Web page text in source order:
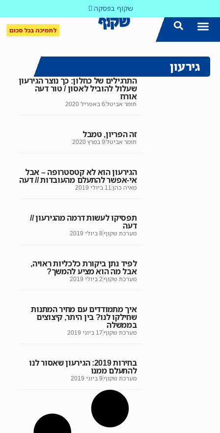
שקוף בפסקה
לתמיכה בכל סכום
גירעון
התרגילים של כחלון: כך נוצר הגירעון
שעלול להוביל לאסון / טור דעה
אורח
תומר אביטל 6 באפריל 2020
זה הפריון, טמבל
תומר אביטל 9 במרץ 2020
הגירעון הוא לא קטסטרופה – אבל
אי-אפשר להתעלם מהעובדות // דעה
מאיה כהן 11 ביולי 2019
תפסיקו לעשות דרמה מהגירעון //
דעה
מערכת שקוף 8 ביולי 2019
לפיד נתן ביקורת כלכליות ראויה,
אבל מה הוא מציע להמשך?
מערכת שקוף 2 ביולי 2019
איך מתמודדים עם מחיר המתנות
שחילקו לנו? בין היתר, קיצוצים
בממשלה
מערכת שקוף 17 ביוני 2019
בחירות 2019: הגירעון שאסור לנו
להתעלם ממנו
מערכת שקוף 9 ביוני 2019